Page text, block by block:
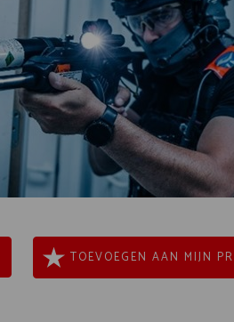
TOEVOEGEN AAN MIJN